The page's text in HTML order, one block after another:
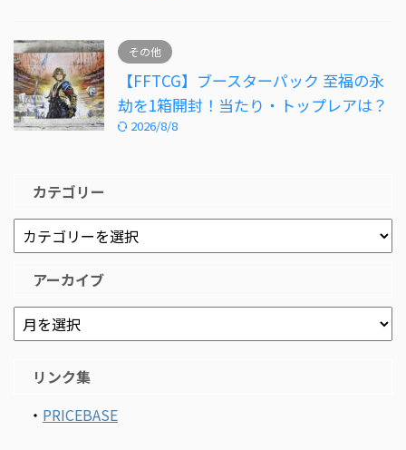
その他
【FFTCG】ブースターパック 至福の永
劫を1箱開封！当たり・トップレアは？
2026/8/8
カテゴリー
アーカイブ
リンク集
・ PRICEBASE